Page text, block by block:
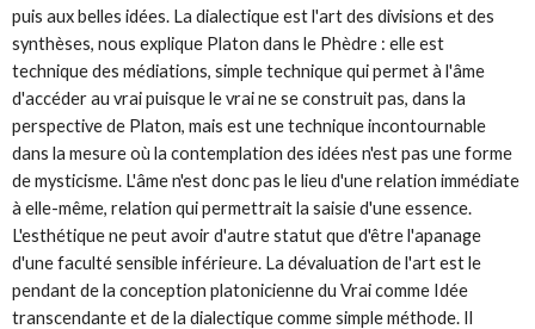
puis aux belles idées. La dialectique est l'art des divisions et des
synthèses, nous explique Platon dans le Phèdre : elle est
technique des médiations, simple technique qui permet à l'âme
d'accéder au vrai puisque le vrai ne se construit pas, dans la
perspective de Platon, mais est une technique incontournable
dans la mesure où la contemplation des idées n'est pas une forme
de mysticisme. L'âme n'est donc pas le lieu d'une relation immédiate
à elle-même, relation qui permettrait la saisie d'une essence.
L'esthétique ne peut avoir d'autre statut que d'être l'apanage
d'une faculté sensible inférieure. La dévaluation de l'art est le
pendant de la conception platonicienne du Vrai comme Idée
transcendante et de la dialectique comme simple méthode. Il